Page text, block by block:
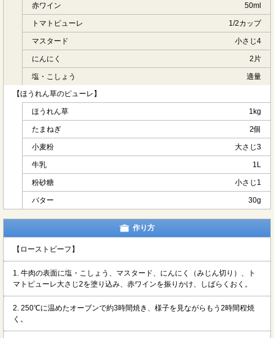
赤ワイン 50ml
トマトピューレ 1/2カップ
マスタード 小さじ4
にんにく 2片
塩・こしょう
適量
【ほうれん草のピューレ】
ほうれん草 1kg
たまねぎ 2個
小麦粉 大さじ3
牛乳 1L
粉砂糖 小さじ1
バター 30g
作り方
【ローストビーフ】
1. 牛肉の表面に塩・こしょう、マスタード、にんにく（みじん切り）、ト
マトピューレ大さじ2を塗り込み、赤ワインを振りかけ、しばらくおく。
2. 250℃に温めたオーブンで約3時間焼き、様子を見ながらもう2時間程焼
く。